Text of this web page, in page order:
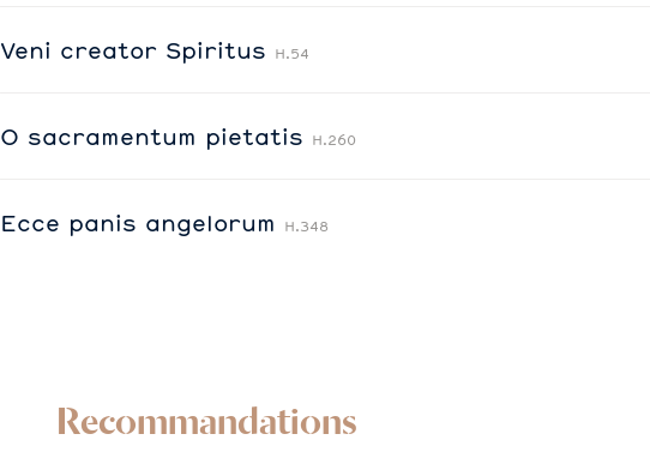
Veni creator Spiritus H.54
O sacramentum pietatis H.260
Ecce panis angelorum H.348
Recommandations